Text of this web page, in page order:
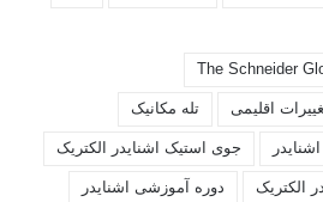
The Schneider
اقلیمی تله مکانیک
جوی استیک اشنایدر الکتریک
الکتریک دوره آموزشی اشنایدر